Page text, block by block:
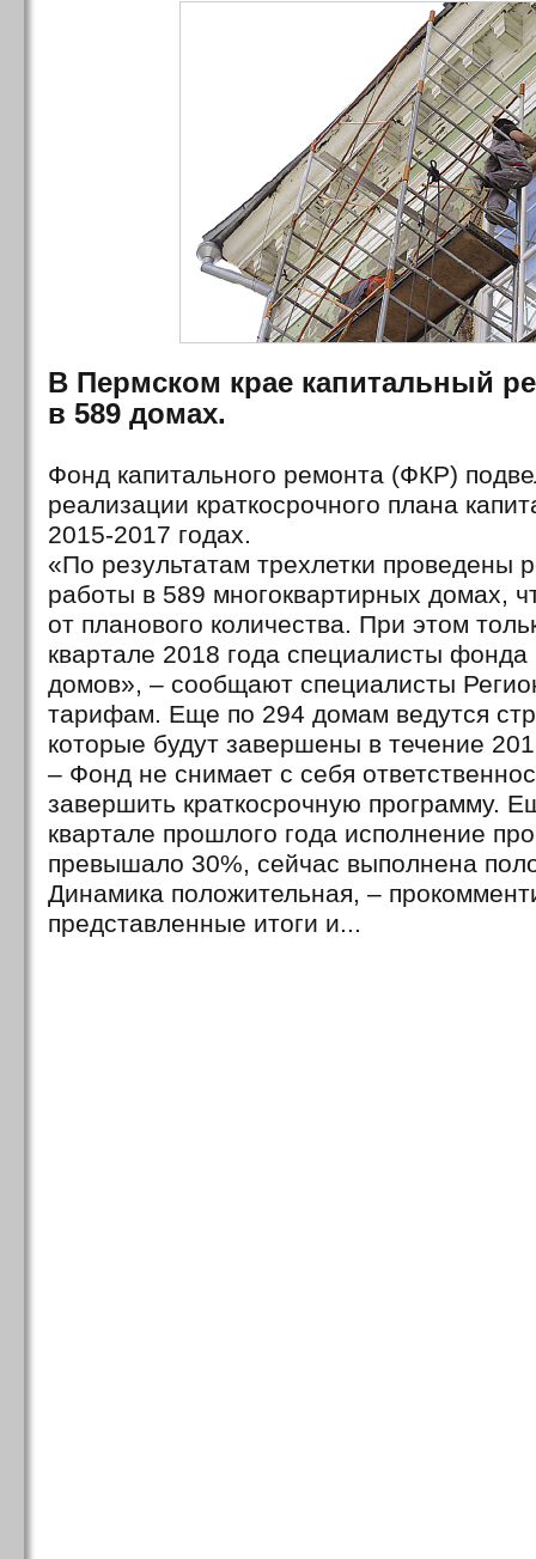
В Пермском крае капитальный
в 589 домах.
Фонд капитального ремонта (ФКР)
реализации краткосрочного плана
2015-2017 годах.
«По результатам трехлетки проведены
работы в 589 многоквартирных домах,
от планового количества. При этом
квартале 2018 года специалисты фонда
домов», – сообщают специалисты
тарифам. Еще по 294 домам ведутся
которые будут завершены в течение
– Фонд не снимает с себя
завершить краткосрочную программу.
квартале прошлого года исполнение
превышало 30%, сейчас выполнена
Динамика положительная, –
представленные итоги и...